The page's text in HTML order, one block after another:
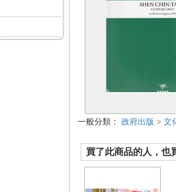
一般分類： 政府出版 > 文
買了此商品的人，也